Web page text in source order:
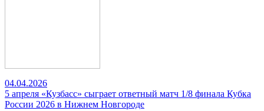
04.04.2026
5 апреля «Кузбасс» сыграет ответный матч 1/8 финала Кубка
России 2026 в Нижнем Новгороде